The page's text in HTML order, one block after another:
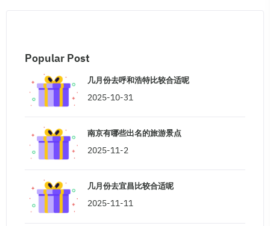
Popular Post
几月份去呼和浩特比较合适呢
2025-10-31
南京有哪些出名的旅游景点
2025-11-2
几月份去宜昌比较合适呢
2025-11-11